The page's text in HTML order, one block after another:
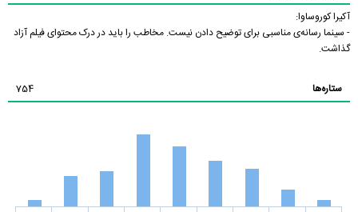
آکیرا کوروساوا:
- سینما رسانه‌ی مناسبی برای توضیح دادن نیست. مخاطب را باید در درک محتوای فیلم آزاد
گذاشت.
ستاره‌ها 754